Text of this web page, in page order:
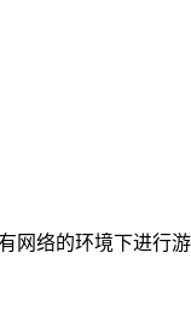
网络的环境下进行